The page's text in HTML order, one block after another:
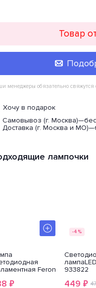
Товар
менеджеры обязательно свяжутся
Хочу в подарок
Самовывоз (г. Москва)—
Доставка (г. Москва и МО)—
лампочки
Feron
₽
-4%
933822
449 ₽